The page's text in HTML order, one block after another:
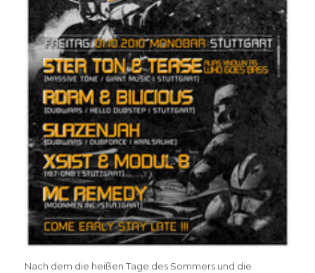
Nach dem die heißen Tage des Sommers und die